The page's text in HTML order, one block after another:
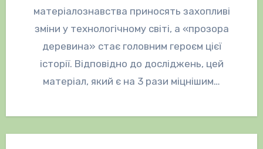
матеріалознавства приносять захопливі
зміни у технологічному світі, а «прозора
деревина» стає головним героєм цієї
історії. Відповідно до досліджень, цей
матеріал, який є на 3 рази міцнішим…